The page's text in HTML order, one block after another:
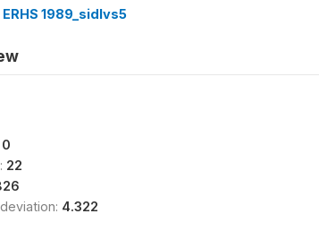
ERHS 1989_sidlvs5
0
22
4.322